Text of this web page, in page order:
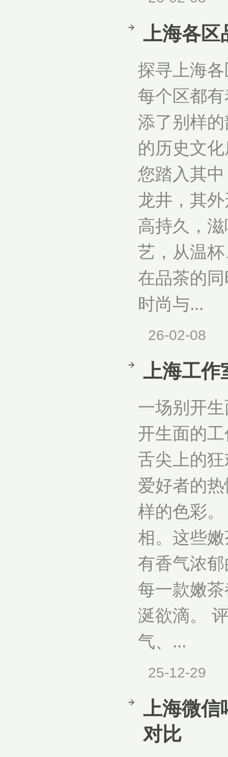
上海各区
探寻上海
每个区都
添了别样
的历史文
您踏入其
龙井，其
高持久，
艺，从温
在品茶的
时尚与...
26-02-08
上海工作
一场别开
开生面的
舌尖上的
爱好者的
样的色彩
相。这些
有香气浓
每一款嫩
涎欲滴。
气、...
25-12-29
上海微信
对比